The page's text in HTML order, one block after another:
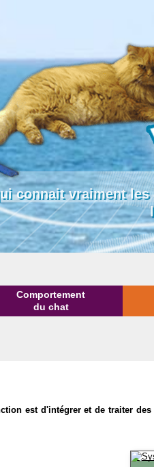
connait vraiment les
Comportement
du chat
est d'intégrer et de traiter